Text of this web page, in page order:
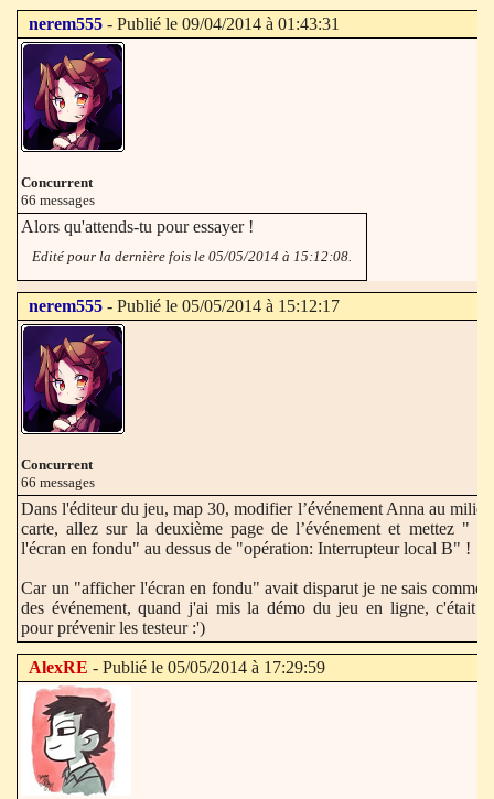
nerem555 - Publié le 09/04/2014 à 01:43:31
Concurrent
66 messages
Alors qu'attends-tu pour essayer !
Edité pour la dernière fois le 05/05/2014 à 15:12:08.
nerem555 - Publié le 05/05/2014 à 15:12:17
Concurrent
66 messages
Dans l'éditeur du jeu, map 30, modifier l’événement Anna au
carte, allez sur la deuxième page de l’événement et mettez "
l'écran en fondu" au dessus de "opération: Interrupteur local B" !
Car un "afficher l'écran en fondu" avait disparut je ne sais
des événement, quand j'ai mis la démo du jeu en ligne, c'était
pour prévenir les testeur :')
AlexRE - Publié le 05/05/2014 à 17:29:59